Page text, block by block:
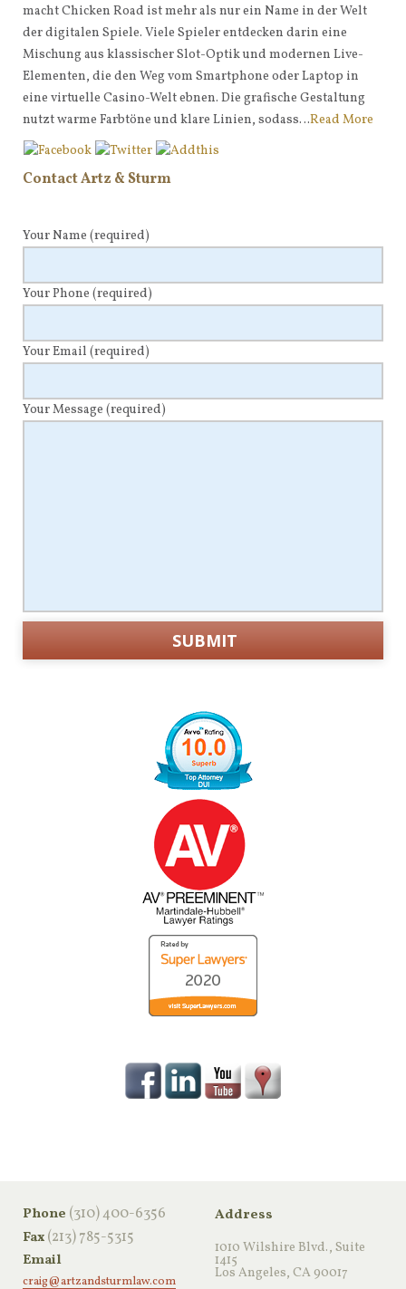
macht Chicken Road ist mehr als nur ein Name in der Welt
der digitalen Spiele. Viele Spieler entdecken darin eine
Mischung aus klassischer Slot-Optik und modernen Live-
Elementen, die den Weg vom Smartphone oder Laptop in
eine virtuelle Casino-Welt ebnen. Die grafische Gestaltung
nutzt warme Farbtöne und klare Linien, sodass…Read More
Contact Artz & Sturm
Your Name (required)
Your Phone (required)
Your Email (required)
Your Message (required)
Phone ‪(310) 400-6356‬
Fax(213) 785-5315
Email
craig@artzandsturmlaw.com
Address
1010 Wilshire Blvd., Suite
1415
Los Angeles, CA 90017